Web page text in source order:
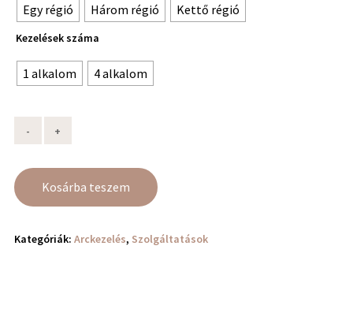
Egy régió Három régió Kettő régió
Kezelések száma
1 alkalom 4 alkalom
Kosárba teszem
Kategóriák: Arckezelés, Szolgáltatások